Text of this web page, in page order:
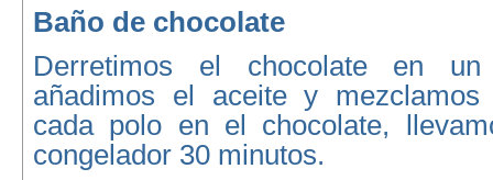
Baño de chocolate
Derretimos el chocolate en
añadimos el aceite y mezclamos
cada polo en el chocolate,
congelador 30 minutos.